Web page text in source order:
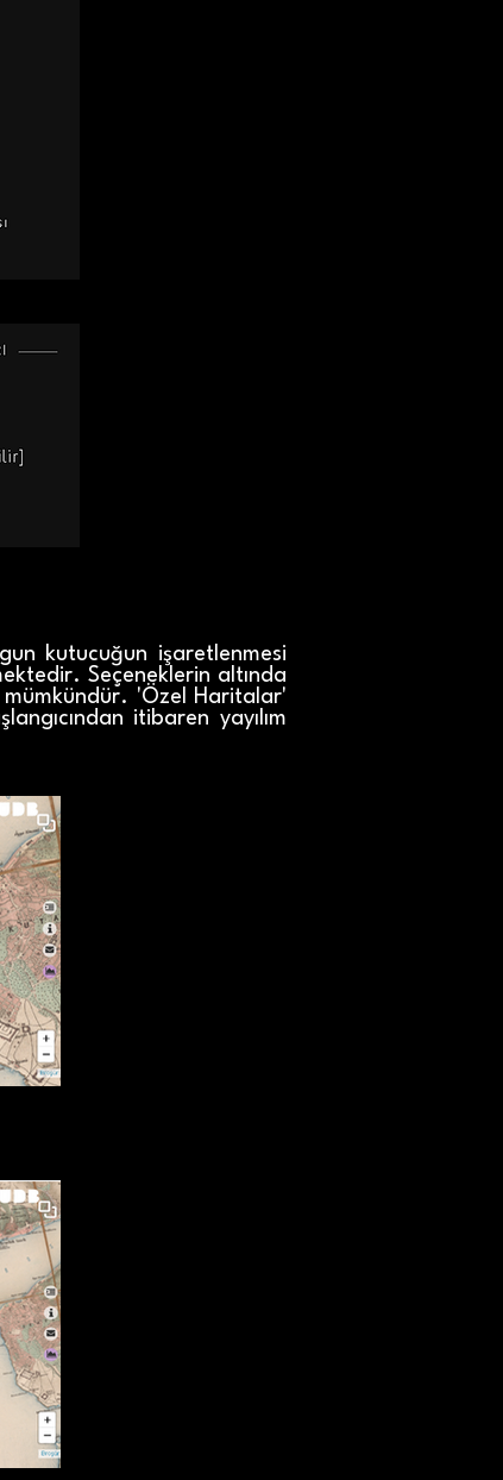
kutucuğun işaretlenmesi
Seçeneklerin altında
mümkündür. 'Özel Haritalar'
itibaren yayılım